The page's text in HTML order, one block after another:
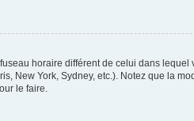
horaire différent de celui dans lequel
New York, Sydney, etc.). Notez que la
le faire.